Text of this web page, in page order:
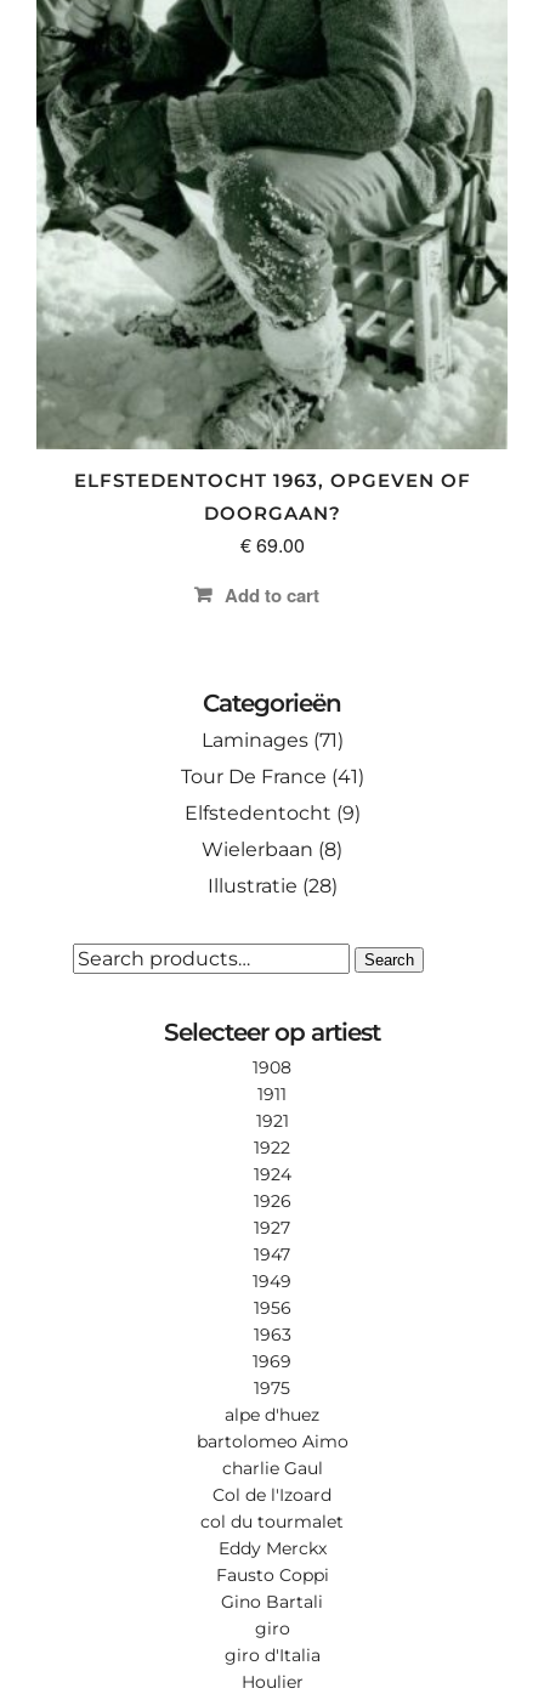
ELFSTEDENTOCHT 1963, OPGEVEN OF
DOORGAAN?
€69.00
Add to cart
Categorieën
Laminages (71)
Tour De France (41)
Elfstedentocht (9)
Wielerbaan (8)
Illustratie (28)
SEARCH
Search
Selecteer op artiest
1908
1911
1921
1922
1924
1926
1927
1947
1949
1956
1963
1969
1975
alpe d'huez
bartolomeo Aimo
charlie Gaul
Col de l'Izoard
col du tourmalet
Eddy Merckx
Fausto Coppi
Gino Bartali
giro
giro d'Italia
Houlier